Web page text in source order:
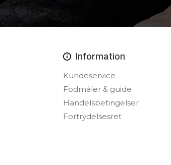
Information
Kundeservice
Fodmåler & guide
Handelsbetingelser
Fortrydelsesret